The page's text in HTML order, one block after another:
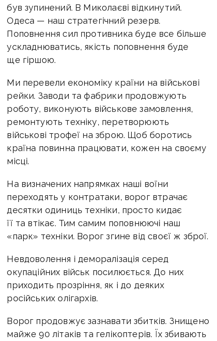
був зупинений. В Миколаєві відкинутий.
Одеса — наш стратегічний резерв.
Поповнення сил противника буде все більше
ускладнюватись, якість поповнення буде
ще гіршою.
Ми перевели економіку країни на військові
рейки. Заводи та фабрики продовжують
роботу, виконують військове замовлення,
ремонтують техніку, перетворюють
військові трофеї на зброю. Щоб боротись
країна повинна працювати, кожен на своєму
місці.
На визначених напрямках наші воїни
переходять у контратаки, ворог втрачає
десятки одиниць техніки, просто кидає
її та втікає. Тим самим поповнюючі наш
«парк» техніки. Ворог згине від своєї ж зброї.
Невдоволення і деморалізація серед
окупаційних військ посилюється. До них
приходить прозріння, як і до деяких
російських олігархів.
Ворог продовжує зазнавати збитків. Знищено
майже 90 літаків та гелікоптерів. Їх збивають